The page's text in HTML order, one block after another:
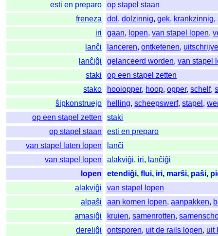
esti en preparo
op stapel staan
freneza
dol ,dolzinnig,gek, krankzinnig,
iri
gaan, lopen,van stapel lopen,
lanĉi
lanceren,ontketenen,
lanĉiĝi
gelanceerd worden,van stapel
staki
op een stapel zetten
stako
hooiopper, hoop,opper,schelf,
ŝipkonstruejo
helling,scheepswerf,stapel ,
op een stapel zetten
staki
op stapel staan
esti en preparo
van stapel laten lopen
lanĉi
van stapel lopen
alakviĝi, iri, lanĉiĝi
lopen
etendiĝi,flui, iri, marŝi, paŝi,
alakviĝi
van stapel lopen
alpaŝi
aan komen lopen,aanpakken,
amasiĝi
kruien,samenrotten,
dereliĝi
ontsporen, uit de rails lopen, uit